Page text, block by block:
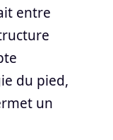
entre
du pied,
un